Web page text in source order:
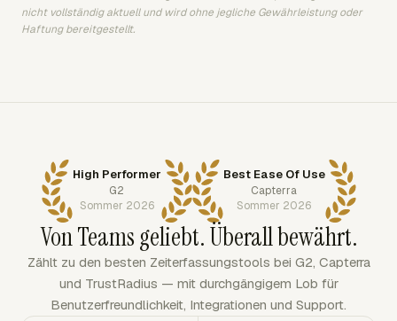
nicht vollständig aktuell und wird ohne jegliche Gewährleistung oder
Haftung bereitgestellt.
High Performer
G2
Sommer 2026
Best Ease Of Use
Capterra
Sommer 2026
Von Teams geliebt. Überall bewährt.
Zählt zu den besten Zeiterfassungstools bei G2, Capterra
und TrustRadius — mit durchgängigem Lob für
Benutzerfreundlichkeit, Integrationen und Support.